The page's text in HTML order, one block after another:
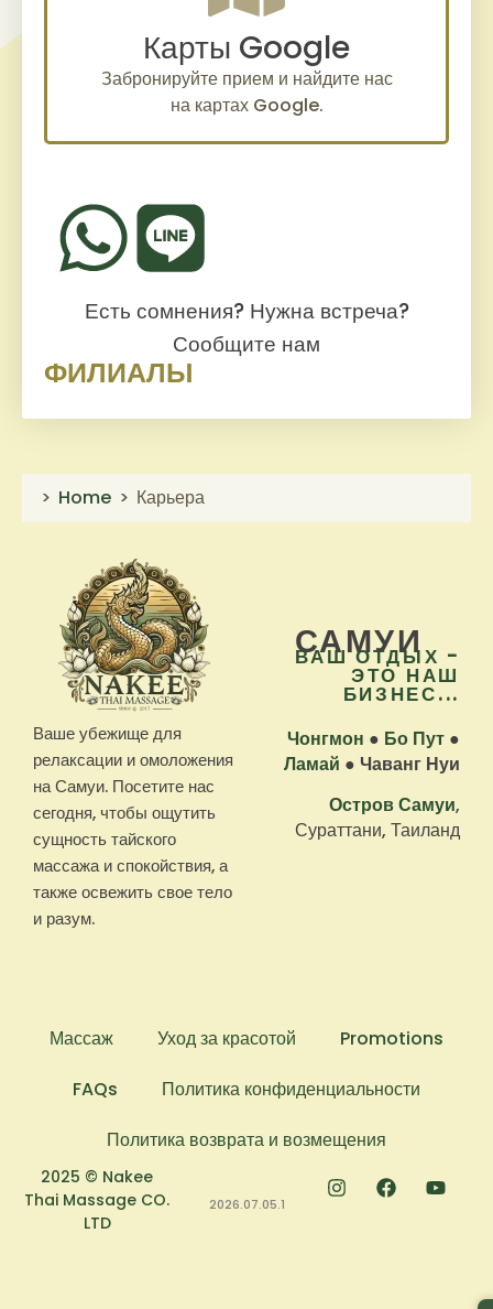
Карты Google
Забронируйте прием и найдите нас
на картах Google.
Есть сомнения? Нужна встреча?
Сообщите нам
ФИЛИАЛЫ
Home Карьера
Ваше убежище для
релаксации и омоложения
на Самуи. Посетите нас
сегодня, чтобы ощутить
сущность тайского
массажа и спокойствия, а
также освежить свое тело
и разум.
САМУИ
ВАШ ОТДЫХ -
ЭТО НАШ
БИЗНЕС...
Чонгмон ● Бо Пут ●
Ламай ● Чаванг Нуи
Остров Самуи,
Сураттани, Таиланд
Массаж Уход за красотой
Promotions
FAQs
Политика конфиденциальности
Политика возврата и возмещения
2025 © Nakee
Thai Massage CO.
LTD
2026.07.05.1